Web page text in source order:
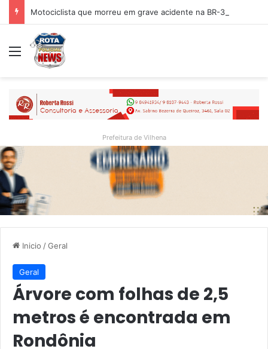
Menu
Prefeitura de Vilhena
Inicio /Geral
Geral
Árvore com folhas de 2,5
metros é encontrada em
Rondônia